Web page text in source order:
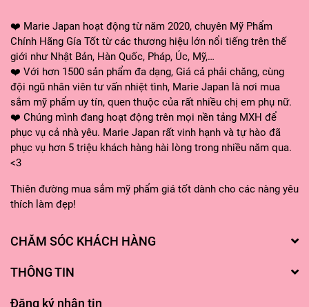
❤️ Marie Japan hoạt động từ năm 2020, chuyên Mỹ Phẩm
Chính Hãng Gía Tốt từ các thương hiệu lớn nổi tiếng trên thế
giới như Nhật Bản, Hàn Quốc, Pháp, Úc, Mỹ,…
❤️ Với hơn 1500 sản phẩm đa dạng, Giá cả phải chăng, cùng
đội ngũ nhân viên tư vấn nhiệt tình, Marie Japan là nơi mua
sắm mỹ phẩm uy tín, quen thuộc của rất nhiều chị em phụ nữ.
❤️ Chúng mình đang hoạt động trên mọi nền tảng MXH để
phục vụ cả nhà yêu. Marie Japan rất vinh hạnh và tự hào đã
phục vụ hơn 5 triệu khách hàng hài lòng trong nhiều năm qua.
<3
Thiên đường mua sắm mỹ phẩm giá tốt dành cho các nàng yêu
thích làm đẹp!
CHĂM SÓC KHÁCH HÀNG
THÔNG TIN
Đăng ký nhận tin